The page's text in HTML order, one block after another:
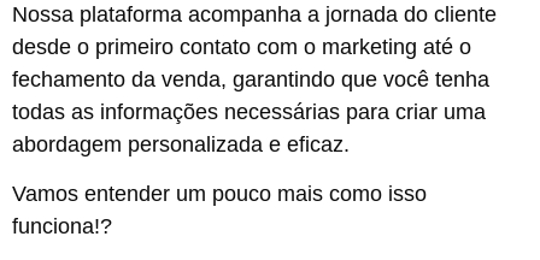
Nossa plataforma acompanha a jornada do cliente
desde o primeiro contato com o marketing até o
fechamento da venda, garantindo que você tenha
todas as informações necessárias para criar uma
abordagem personalizada e eficaz.
Vamos entender um pouco mais como isso
funciona!?